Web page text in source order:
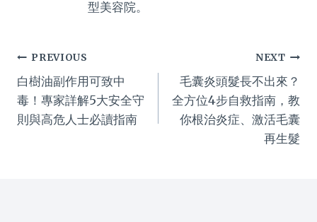
型美容院。
Post
navigation
PREVIOUS
白樹油副作用可致中
毒！專家詳解5大安全守
則與高危人士必讀指南
NEXT
毛囊炎頭髮長不出來？
全方位4步自救指南，教
你根治炎症、激活毛囊
再生髮